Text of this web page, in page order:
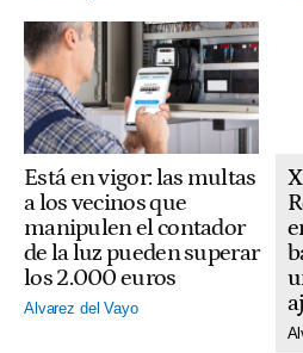
Está en vigor: las multas
a los vecinos que
manipulen el contador
de la luz pueden superar
los 2.000 euros
Alvarez del Vayo